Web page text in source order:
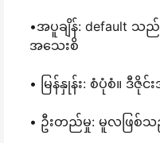
•အပူချိန်: default သ
အသေးစိ
• မြန်နှုန်း: စံပုံစံ။ ဒီ
• ဦးတည်မှု: မူလဖြစ်သ